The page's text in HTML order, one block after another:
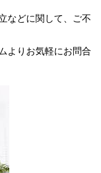
などに関して、ご不
よりお気軽にお問合